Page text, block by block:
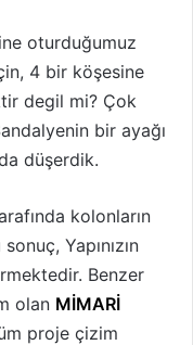
oturduğumuz
4 bir köşesine
degil mi? Çok
bir ayağı
düşerdik.
kolonların
Yapınızın
Benzer
olan MİMARİ
proje çizim